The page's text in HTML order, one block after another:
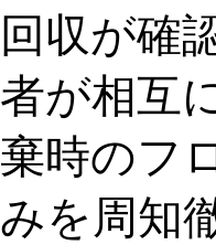
回収が確
者が相互
棄時のフ
みを周知